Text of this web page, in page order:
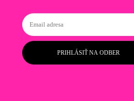
PRIHLÁSIŤ NA ODBER